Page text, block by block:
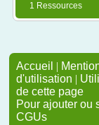
1 Ressources
Accueil |
d'utilisation |
de cette page
Pour ajouter ou
CGUs